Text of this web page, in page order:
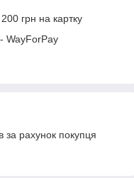
грн на картку
WayForPay
за рахунок покупця